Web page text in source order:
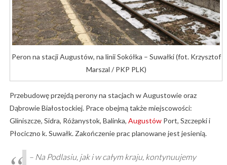
Peron na stacji Augustów, na linii Sokółka – Suwałki (fot. Krzysztof
Marszal / PKP PLK)
Przebudowę przejdą perony na stacjach w Augustowie oraz
Dąbrowie Białostockiej. Prace obejmą także miejscowości:
Gliniszcze, Sidra, Różanystok, Balinka, AugustówPort, Szczepki i
Płociczno k. Suwałk. Zakończenie prac planowane jest jesienią.
– Na Podlasiu, jak i w całym kraju, kontynuujemy